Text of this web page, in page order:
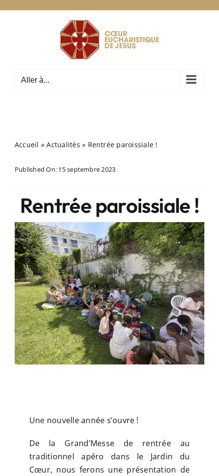
Aller à...
Accueil »Actualités » Rentrée paroissiale !
Published On: 15 septembre 2023
Rentrée paroissiale !
Une nouvelle année s’ouvre !
De la Grand’Messe de rentrée au
traditionnel apéro dans le Jardin du
Cœur, nous ferons une présentation de